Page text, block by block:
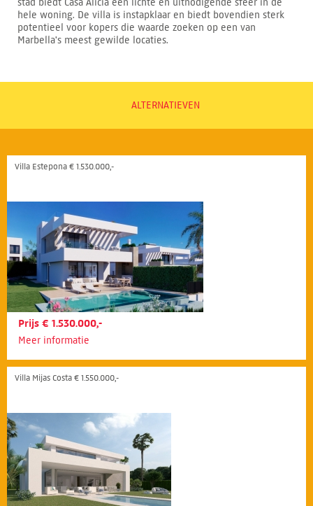
hele woning. De villa is instapklaar en biedt bovendien sterk
potentieel voor kopers die waarde zoeken op een van
Marbella's meest gewilde locaties.
ALTERNATIEVEN
Villa Estepona € 1.530.000,-
Prijs € 1.530.000,-
Meer informatie
Villa Mijas Costa € 1.550.000,-